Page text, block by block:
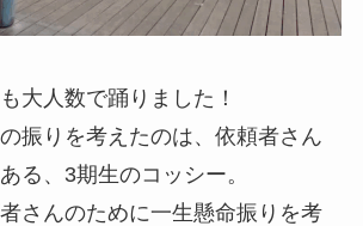
大人数で踊りました！
振りを考えたのは、依頼者さん
る、3期生のコッシー。
さんのために一生懸命振りを考